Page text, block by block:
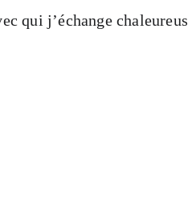
qui j’échange